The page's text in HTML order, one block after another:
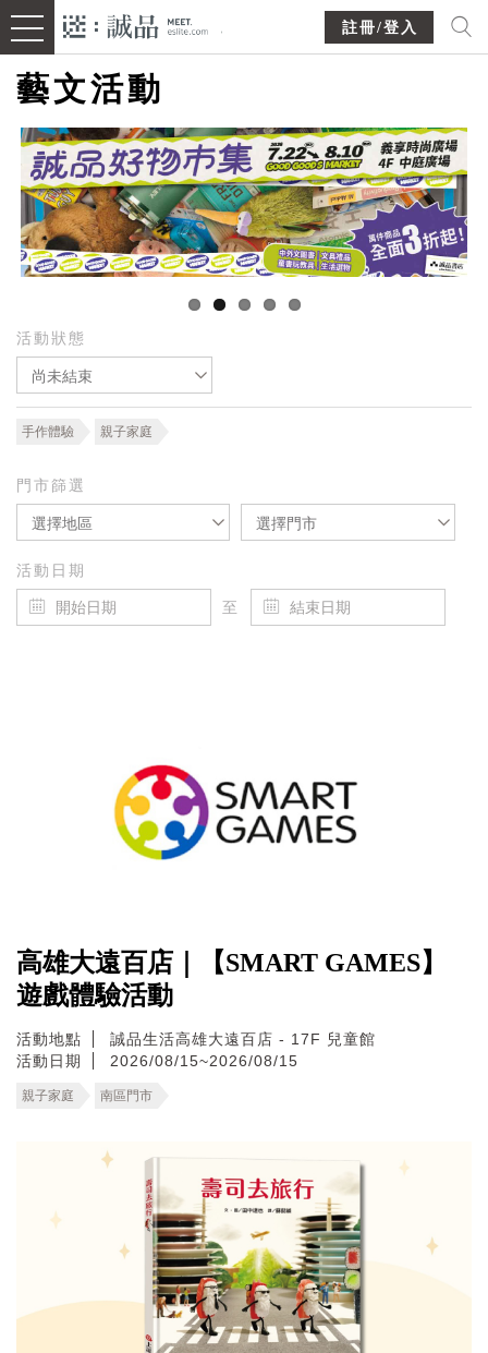
註冊/登入
藝文活動
活動狀態
尚未結束
手作體驗 親子家庭
門市篩選
選擇地區 選擇門市
活動日期
至
高雄大遠百店｜【SMART GAMES】
遊戲體驗活動
活動地點
誠品生活高雄大遠百店 - 17F 兒童館
活動日期
2026/08/15~2026/08/15
親子家庭 南區門市